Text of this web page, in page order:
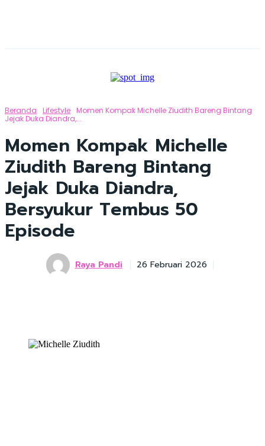
Beranda Lifestyle Momen Kompak Michelle Ziudith Bareng Bintang
Jejak Duka Diandra,...
Momen Kompak Michelle
Ziudith Bareng Bintang
Jejak Duka Diandra,
Bersyukur Tembus 50
Episode
Raya Pandi 26 Februari 2026